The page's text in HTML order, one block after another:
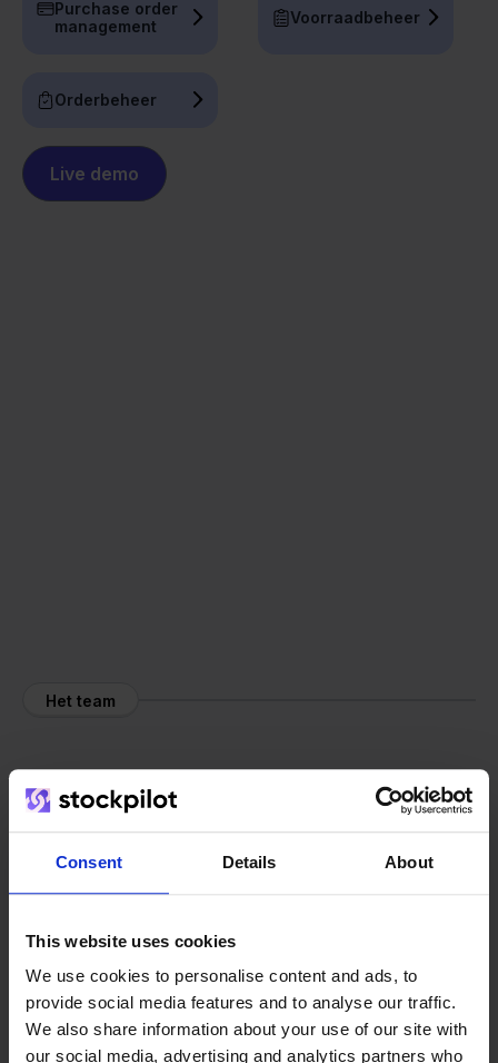
Consent Details About
This website uses cookies
We use cookies to personalise content and ads, to
provide social media features and to analyse our traffic.
We also share information about your use of our site with
our social media, advertising and analytics partners who
Purchase order
management
Voorraadbeheer
Orderbeheer
Live demo
Het team